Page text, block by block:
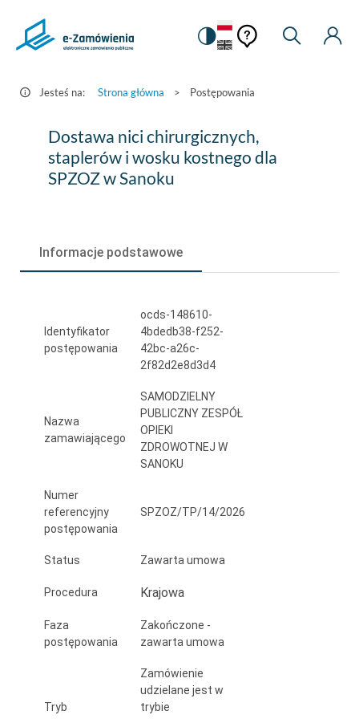
Postępowania
Zamówienia.gov.pl
Zmiana
na
kontrastową
Pomoc
kontekstowa
Pomoc
Moje
Jesteś na: Strona główna > Postępowania
Dostawa
nici
chirurgicznych,
wosku
dla
SPZOZ
Dostawa nici chirurgicznych,
staplerów i wosku kostnego dla
SPZOZ w Sanoku
Informacje podstawowe
Identyfikator
postępowania
ocds-148610-
4bdedb38-f252-
42bc-a26c-
2f82d2e8d3d4
Nazwa
zamawiającego
SAMODZIELNY
PUBLICZNY ZESPÓŁ
OPIEKI
ZDROWOTNEJ W
SANOKU
Numer
referencyjny
postępowania
SPZOZ/TP/14/2026
Status Zawarta umowa
Procedura Krajowa
Faza
postępowania
Zakończone -
zawarta umowa
Tryb
Zamówienie
udzielane jest w
trybie